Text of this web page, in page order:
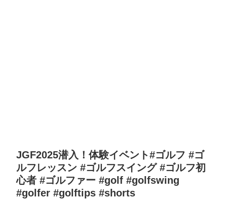
JGF2025潜入！体験イベント#ゴルフ #ゴ
ルフレッスン #ゴルフスイング #ゴルフ初
心者 #ゴルファー #golf #golfswing
#golfer #golftips #shorts